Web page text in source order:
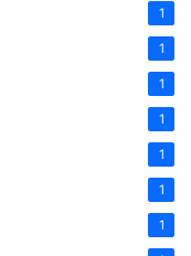
1
1
1
1
1
1
1